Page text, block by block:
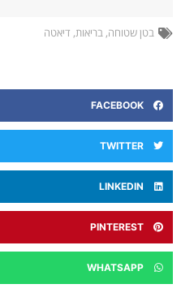
בטן שטוחה, בריאות, דיאטה
FACEBOOK
TWITTER
LINKEDIN
PINTEREST
WHATSAPP